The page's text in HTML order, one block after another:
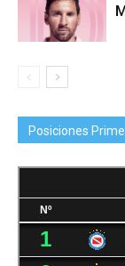
Posiciones